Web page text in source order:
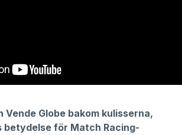
Vende Globe bakom kulisserna,
betydelse för Match Racing-